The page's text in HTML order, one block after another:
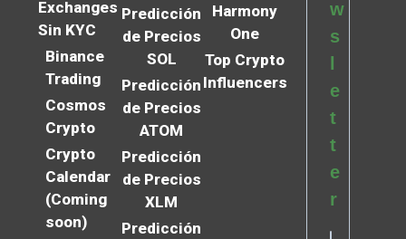
Exchanges
Sin KYC
Binance
Trading
Cosmos
Crypto
Crypto
Calendar
(Coming
soon)
Predicción
de Precios
SOL
Predicción
de Precios
ATOM
Predicción
de Precios
XLM
Predicción
Harmony
One
Top Crypto
Influencers
w
s
e
t
t
e
r